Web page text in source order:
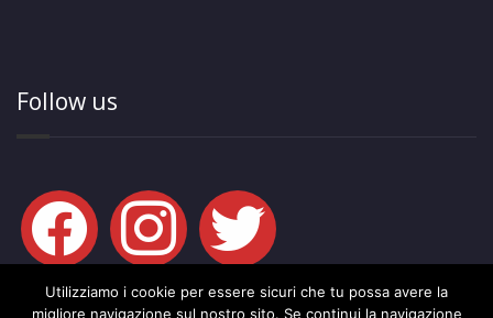
Follow us
facebook instagram twitter
Utilizziamo i cookie per essere sicuri che tu possa avere la
migliore navigazione sul nostro sito. Se continui la navigazione